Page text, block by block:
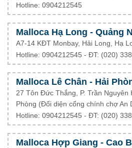
Hotline: 0904212545
Malloca Hạ Long - Quảng
A7-14 KĐT Monbay, Hải Long, Hạ
Hotline: 0904212545 - ĐT: (020)
Malloca Lê Chân - Hải
27 Tôn Đức Thắng, P. Trần Nguyên
Phòng (Đối diện cổng chính chợ An
Hotline: 0904212545 - ĐT: (020)
Malloca Hợp Giang - Cao